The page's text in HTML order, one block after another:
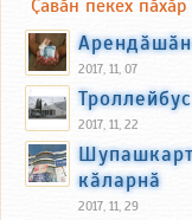
Ҫавӑн пекех пӑхӑр
2017, 11, 07
2017, 11, 22
кӑларнӑ
2017, 11, 29